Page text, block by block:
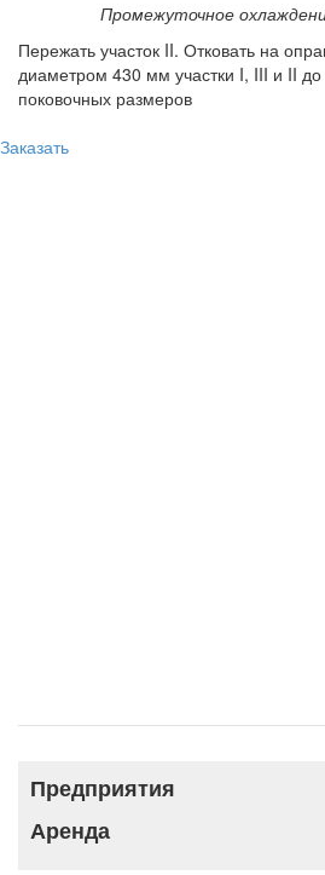
Промежуточное
Пережать участок II. Отковать на
диаметром 430 мм участки I, III и II до
поковочных размеров
Заказать
Предприятия
Аренда